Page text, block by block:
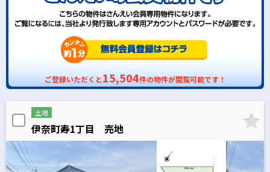
ご登録いただくと15,504件の物件が閲覧可能です！
土地
伊奈町寿1丁目 売地